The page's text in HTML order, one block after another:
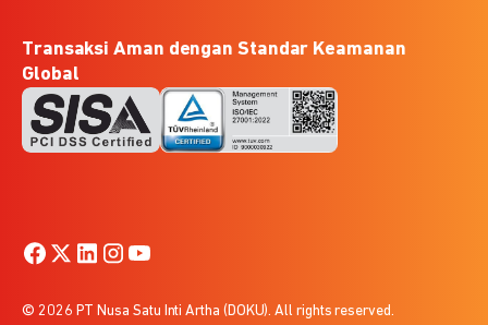
Transaksi Aman dengan Standar Keamanan
Global
© 2026 PT Nusa Satu Inti Artha (DOKU). All rights reserved.